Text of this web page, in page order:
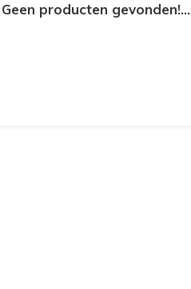
Geen producten gevonden!...